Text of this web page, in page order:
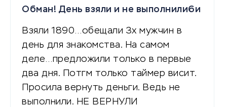
Обман! День взяли и не выполнили6и
Взяли 1890…обещали 3х мужчин в
день для знакомства. На самом
деле…предложили только в первые
два дня. Потгм только таймер висит.
Просила вернуть деньги. Ведь не
выполнили. НЕ ВЕРНУЛИ